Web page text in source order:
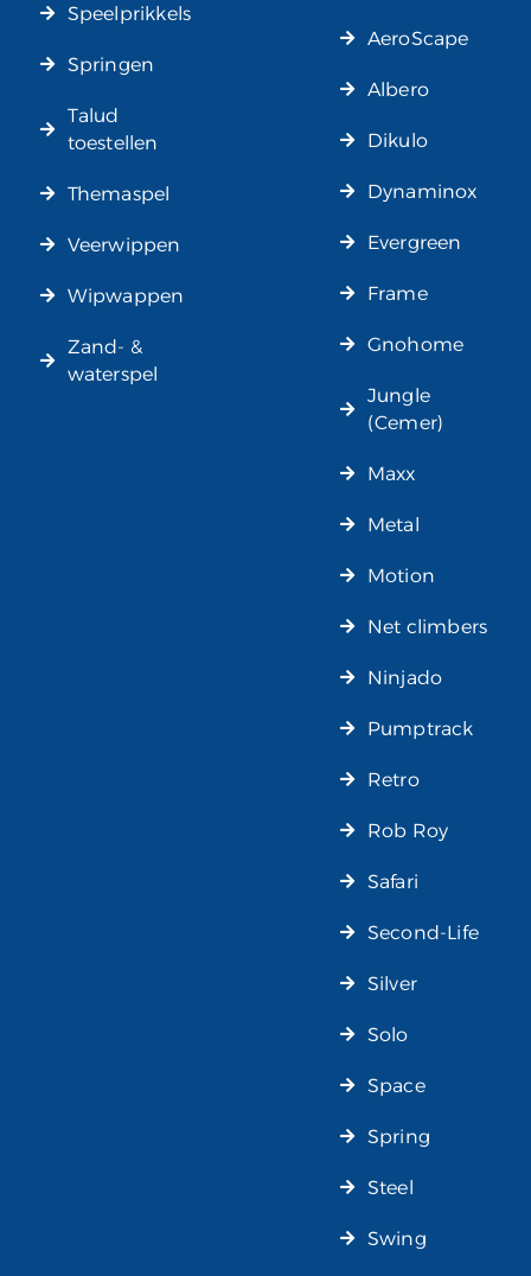
Speelprikkels
Springen
Talud
toestellen
Themaspel
Veerwippen
Wipwappen
Zand- &
waterspel
AeroScape
Albero
Dikulo
Dynaminox
Evergreen
Frame
Gnohome
Jungle
(Cemer)
Maxx
Metal
Motion
Net climbers
Ninjado
Pumptrack
Retro
Rob Roy
Safari
Second-Life
Silver
Solo
Space
Spring
Steel
Swing